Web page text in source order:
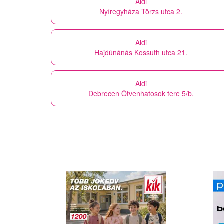
Nyíregyháza Törzs utca 2.
Aldi
Hajdúnánás Kossuth utca 21.
Aldi
Debrecen Ötvenhatosok tere 5/b.